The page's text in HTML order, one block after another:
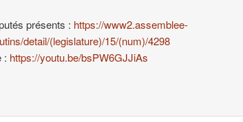
présents : https://www2.assemblee-
detail/(legislature)/15/(num)/4298
: https://youtu.be/bsPW6GJJiAs